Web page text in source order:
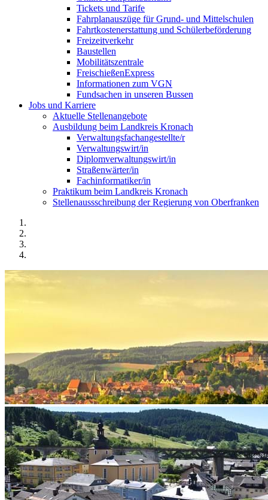
Tickets und Tarife
Fahrplanauszüge für Grund- und Mittelschulen
Fahrtkostenerstattung und Schülerbeförderung
Freizeitverkehr
Baustellen
Mobilitätszentrale
FreischießenExpress
Informationen zum VGN
Fundsachen in unseren Bussen
Jobs und Karriere
Aktuelle Stellenangebote
Ausbildung beim Landkreis Kronach
Verwaltungsfachangestellte/r
Verwaltungswirt/in
Diplomverwaltungswirt/in
Straßenwärter/in
Fachinformatiker/in
Praktikum beim Landkreis Kronach
Stellenaussschreibung der Regierung von Oberfranken